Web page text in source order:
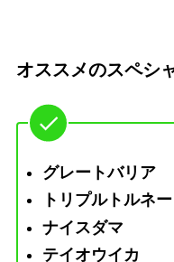
オススメのスペシ
グレートバリア
トリプルトルネ
ナイスダマ
テイオウイカ